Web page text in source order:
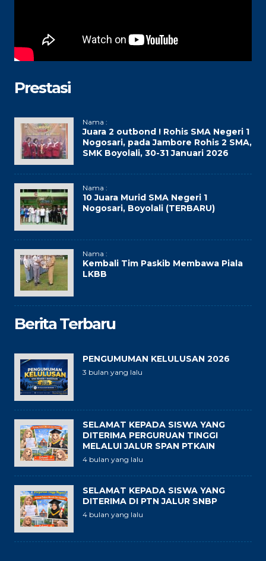
Prestasi
Nama :
Juara 2 outbond ! Rohis SMA Negeri 1
Nogosari, pada Jambore Rohis 2 SMA,
SMK Boyolali, 30-31 Januari 2026
Nama :
10 Juara Murid SMA Negeri 1
Nogosari, Boyolali (TERBARU)
Nama :
Kembali Tim Paskib Membawa Piala
LKBB
Berita Terbaru
PENGUMUMAN KELULUSAN 2026
3 bulan yang lalu
SELAMAT KEPADA SISWA YANG
DITERIMA PERGURUAN TINGGI
MELALUI JALUR SPAN PTKAIN
4 bulan yang lalu
SELAMAT KEPADA SISWA YANG
DITERIMA DI PTN JALUR SNBP
4 bulan yang lalu